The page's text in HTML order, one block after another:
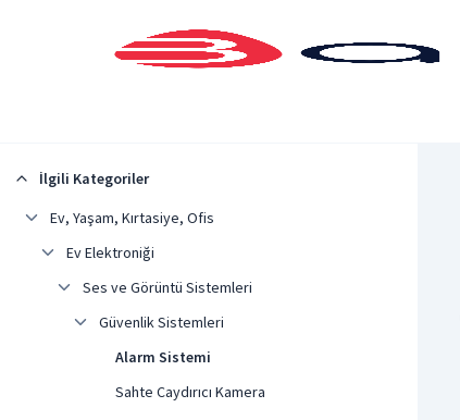
İlgili Kategoriler
Ev, Yaşam, Kırtasiye, Ofis
Ev Elektroniği
Ses ve Görüntü Sistemleri
Güvenlik Sistemleri
Alarm Sistemi
Sahte Caydırıcı Kamera